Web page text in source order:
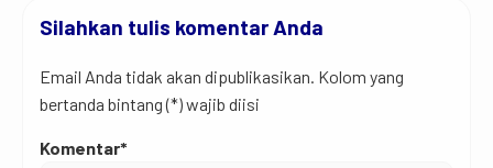
Silahkan tulis komentar Anda
Email Anda tidak akan dipublikasikan. Kolom yang
bertanda bintang (*) wajib diisi
Komentar*